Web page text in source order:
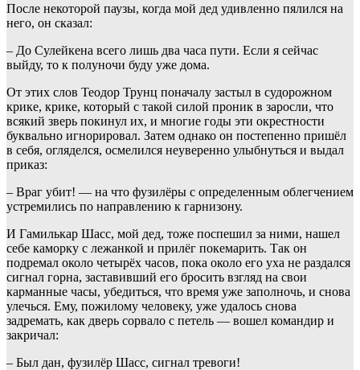
После некоторой паузы, когда мой дед удивленно пялился на
него, он сказал:
– До Сулейкена всего лишь два часа пути. Если я сейчас
выйду, то к полуночи буду уже дома.
От этих слов Теодор Трунц поначалу застыл в судорожном
крике, крике, который с такой силой проник в заросли, что
всякий зверь покинул их, и многие годы эти окрестности
буквально игнорировал. Затем однако он постепенно пришёл
в себя, огляделся, осмелился неуверенно улыбнуться и выдал
приказ:
– Враг убит! — на что фузилёры с определенным облегчением
устремились по направлению к гарнизону.
И Гамилькар Шасс, мой дед, тоже поспешил за ними, нашел
себе каморку с лежанкой и прилёг покемарить. Так он
подремал около четырёх часов, пока около его уха не раздался
сигнал горна, заставивший его бросить взгляд на свои
карманные часы, убедиться, что время уже заполночь, и снова
улечься. Ему, пожилому человеку, уже удалось снова
задремать, как дверь сорвало с петель — вошел командир и
закричал:
– Был дан, фузилёр Шасс, сигнал тревоги!